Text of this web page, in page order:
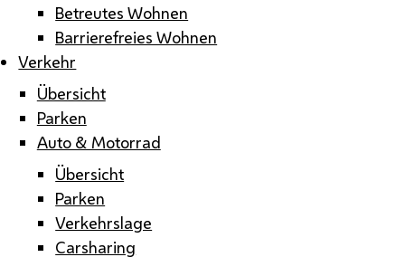
Betreutes Wohnen
Barrierefreies Wohnen
Verkehr
Übersicht
Parken
Auto & Motorrad
Übersicht
Parken
Verkehrslage
Carsharing